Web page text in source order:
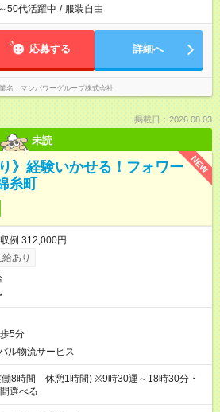
50代活躍中 / 服装自由
応募する 詳細へ
名 マンパワーグループ株式会社
掲載日：2026.08.03
未読
NEW
》経験いかせる！フォワー
糸町
例 312,000円
あり
5分
ル物流サービス
8時間 休憩1時間) ※9時30運～18時30分・
選べる